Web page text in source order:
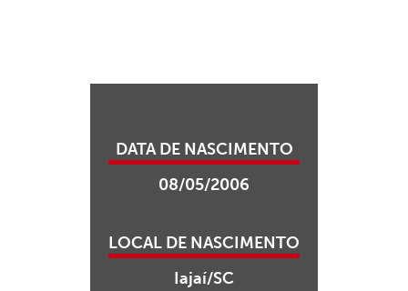
DATA DE NASCIMENTO
08/05/2006
LOCAL DE NASCIMENTO
Iajaí/SC